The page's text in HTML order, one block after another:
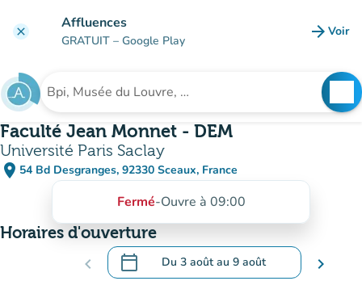
clear Affluences
GRATUIT – Google Play arrow_forward Voir
Rechercher un établissement
Faculté Jean Monnet - DEM
Université Paris Saclay
place 54 Bd Desgranges, 92330 Sceaux, France
(ouvrir dans Google Maps)
(nouvel onglet)
Fermé-Ouvre à 09:00
Horaires d'ouverture
chevron_left calendar_today Du 3 aoûtau 9 août
.Ouvrir le calendrier pour changer de
chevron_right